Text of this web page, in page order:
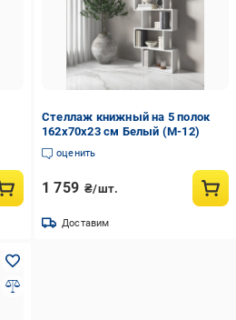
Стеллаж книжный на 5 полок
162х70х23 см Белый (M-12)
оценить
1 759 ₴/шт.
Доставим